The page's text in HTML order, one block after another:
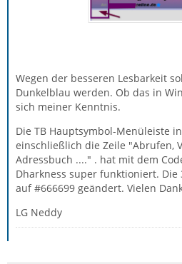
Wegen der besseren Lesbarkeit
Dunkelblau werden. Ob das in
sich meiner Kenntnis.
Die TB Hauptsymbol-Menüleiste
einschließlich die Zeile "Abrufen,
Adressbuch ...." . hat mit dem
Dharkness super funktioniert. Die
auf #666699 geändert. Vielen
LG Neddy